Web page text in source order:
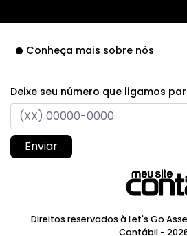
Conheça mais sobre nós
Deixe seu número que ligamos
Enviar
Direitos reservados à Let's Go
Contábil -